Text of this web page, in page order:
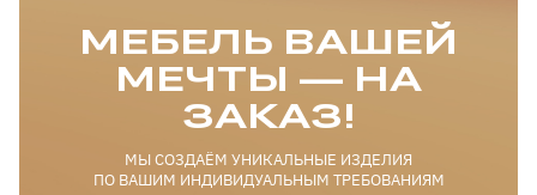
МЕБЕЛЬ ВАШЕЙ
МЕЧТЫ — НА
ЗАКАЗ!
МЫ СОЗДАЁМ УНИКАЛЬНЫЕ ИЗДЕЛИЯ
ПО ВАШИМ ИНДИВИДУАЛЬНЫМ ТРЕБОВАНИЯМ